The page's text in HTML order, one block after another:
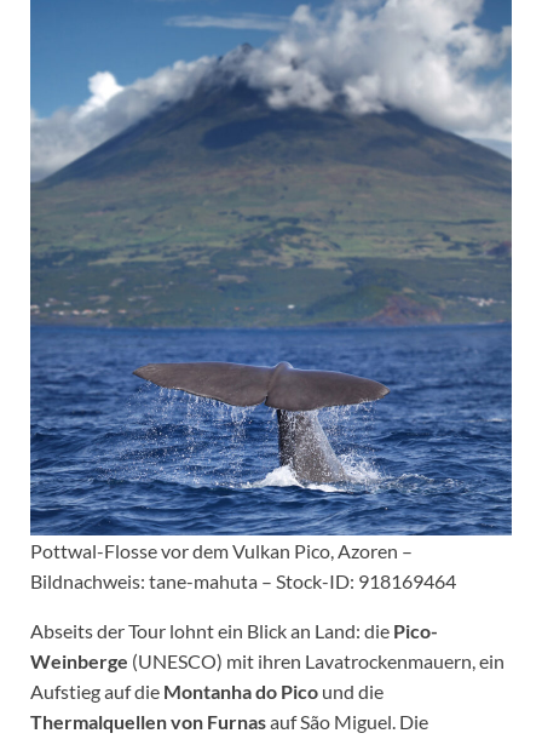
Pottwal-Flosse vor dem Vulkan Pico, Azoren –
Bildnachweis: tane-mahuta – Stock-ID: 918169464
Abseits der Tour lohnt ein Blick an Land: die Pico-
Weinberge (UNESCO) mit ihren Lavatrockenmauern, ein
Aufstieg auf die Montanha do Pico und die
Thermalquellen von Furnasauf São Miguel. Die